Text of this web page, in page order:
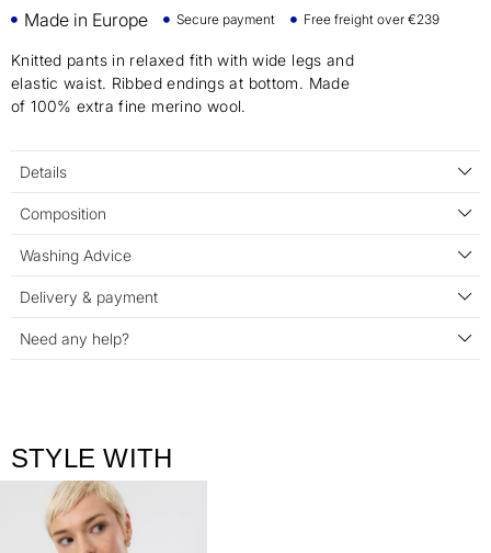
Made in Europe Secure payment Free freight over €239
Knitted pants in relaxed fith with wide legs and
elastic waist. Ribbed endings at bottom. Made
of 100% extra fine merino wool.
Details
Composition
Washing Advice
Delivery & payment
Need any help?
STYLE WITH